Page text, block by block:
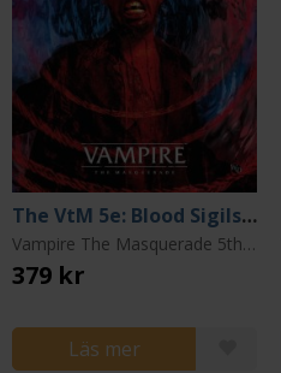
The VtM 5e: Blood Sigils Sourcebook
Vampire The Masquerade 5th Edition
379 kr
Läs mer